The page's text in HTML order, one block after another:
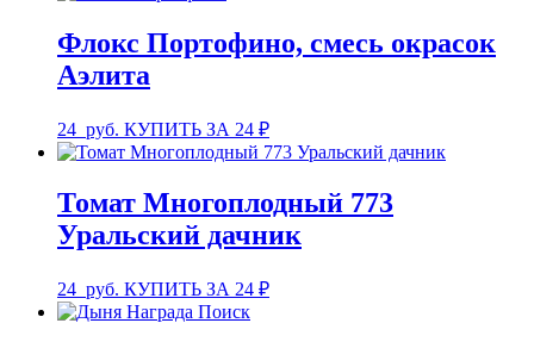
Флокс Портофино, смесь окрасок
Аэлита
24 руб. КУПИТЬ ЗА 24 ₽
Томат Многоплодный 773
Уральский дачник
24 руб. КУПИТЬ ЗА 24 ₽